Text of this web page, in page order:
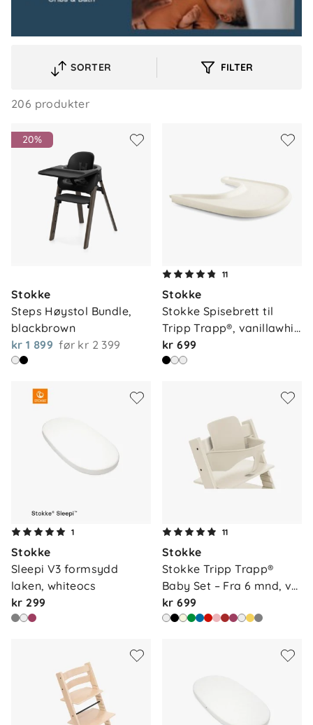
SORTER FILTER
206 produkter
20%
Stokke
Steps Høystol Bundle,
blackbrown
kr 1 899 før kr 2 399
11
Stokke
Stokke Spisebrett til
Tripp Trapp®, vanillawhi…
kr 699
1
Stokke
Sleepi V3 formsydd
laken, whiteocs
kr 299
11
Stokke
Stokke Tripp Trapp®
Baby Set – Fra 6 mnd, v…
kr 699